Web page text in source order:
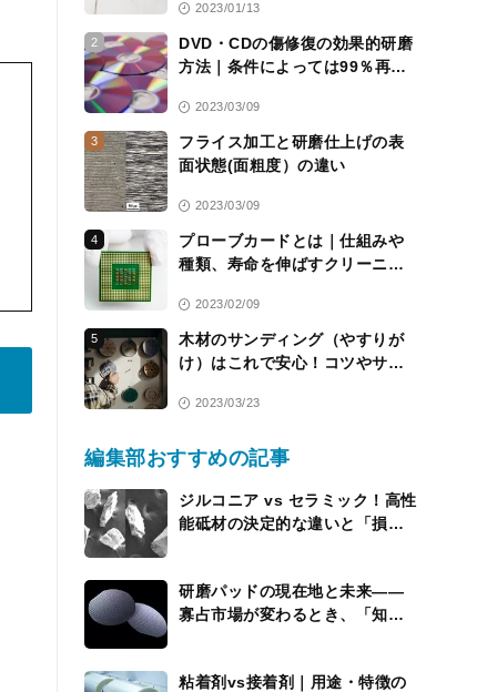
2023/01/13
2
DVD・CDの傷修復の効果的研磨
方法｜条件によっては99％再生
2023/03/09
3
フライス加工と研磨仕上げの表
面状態(面粗度）の違い
2023/03/09
4
プローブカードとは｜仕組みや
種類、寿命を伸ばすクリーニン
2023/02/09
5
木材のサンディング（やすりが
け）はこれで安心！コツやサン
2023/03/23
編集部おすすめの記事
ジルコニア vs セラミック！高性
能砥材の決定的な違いと「損を
研磨パッドの現在地と未来――
寡占市場が変わるとき、「知能
粘着剤vs接着剤｜用途・特徴の